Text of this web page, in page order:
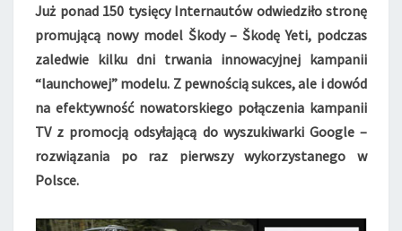
I
–
1
5
0
T
Y
I
Już ponad 150 tysięcy Internautów odwiedziło stronę
promującą nowy model Škody – Škodę Yeti, podczas
zaledwie kilku dni trwania innowacyjnej kampanii
“launchowej” modelu. Z pewnością sukces, ale i dowód
na efektywność nowatorskiego połączenia kampanii
TV z promocją odsyłającą do wyszukiwarki Google –
rozwiązania po raz pierwszy wykorzystanego w
Polsce.